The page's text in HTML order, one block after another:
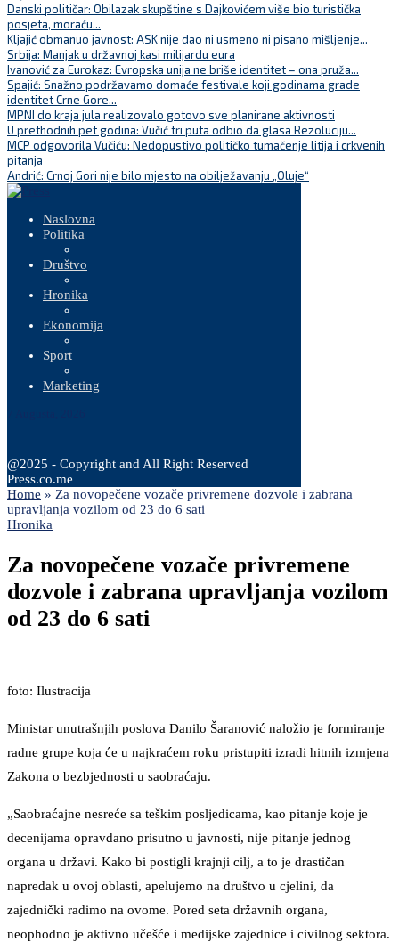
Danski političar: Obilazak skupštine s Dajkovićem više bio turistička
posjeta, moraću...
Kljajić obmanuo javnost: ASK nije dao ni usmeno ni pisano mišljenje...
Srbija: Manjak u državnoj kasi milijardu eura
Ivanović za Eurokaz: Evropska unija ne briše identitet – ona pruža...
Spajić: Snažno podržavamo domaće festivale koji godinama grade
identitet Crne Gore...
MPNI do kraja jula realizovalo gotovo sve planirane aktivnosti
U prethodnih pet godina: Vučić tri puta odbio da glasa Rezoluciju...
MCP odgovorila Vučiću: Nedopustivo političko tumačenje litija i crkvenih
pitanja
Andrić: Crnoj Gori nije bilo mjesto na obilježavanju „Oluje“
Naslovna
Politika
Društvo
Hronika
Ekonomija
Sport
Marketing
@2025 - Copyright and All Right Reserved
Press.co.me
Home » Za novopečene vozače privremene dozvole i zabrana
upravljanja vozilom od 23 do 6 sati
Hronika
Za novopečene vozače privremene
dozvole i zabrana upravljanja vozilom
od 23 do 6 sati
foto: Ilustracija
Ministar unutrašnjih poslova Danilo Šaranović naložio je formiranje
radne grupe koja će u najkraćem roku pristupiti izradi hitnih izmjena
Zakona o bezbjednosti u saobraćaju.
„Saobraćajne nesreće sa teškim posljedicama, kao pitanje koje je
decenijama opravdano prisutno u javnosti, nije pitanje jednog
organa u državi. Kako bi postigli krajnji cilj, a to je drastičan
napredak u ovoj oblasti, apelujemo na društvo u cjelini, da
zajednički radimo na ovome. Pored seta državnih organa,
neophodno je aktivno učešće i medijske zajednice i civilnog sektora.